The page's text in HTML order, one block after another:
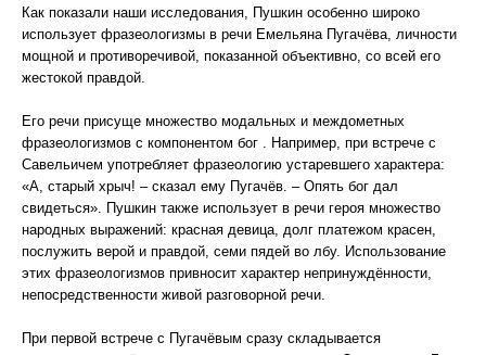
Как показали наши исследования, Пушкин особенно широко
использует фразеологизмы в речи Емельяна Пугачёва, личности
мощной и противоречивой, показанной объективно, со всей его
жестокой правдой.
Его речи присуще множество модальных и междометных
фразеологизмов с компонентом бог . Например, при встрече с
Савельичем употребляет фразеологию устаревшего характера:
«А, старый хрыч! – сказал ему Пугачёв. – Опять бог дал
свидеться». Пушкин также использует в речи героя множество
народных выражений: красная девица, долг платежом красен,
послужить верой и правдой, семи пядей во лбу. Использование
этих фразеологизмов привносит характер непринуждённости,
непосредственности живой разговорной речи.
При первой встрече с Пугачёвым сразу складывается